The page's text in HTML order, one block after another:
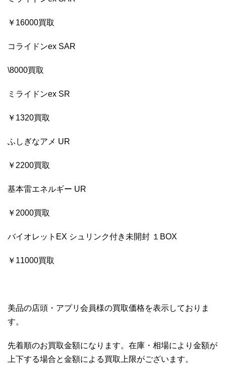
￥16000買取
コライドンex SAR
\8000買取
ミライドンex SR
￥1320買取
ふしぎなアメ UR
￥2200買取
基本雷エネルギー UR
￥2000買取
バイオレットEX シュリンク付き未開封 １BOX
￥11000買取
美品の店頭・アプリ会員様の買取価格を表示しておりま
す。
先着順のお買取金額になります。在庫・相場により金額が
上下する場合と金額による買取上限がございます。